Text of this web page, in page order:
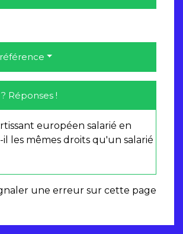
Réponses !
européen salarié en
il les mêmes droits qu'un salarié
une erreur sur cette page